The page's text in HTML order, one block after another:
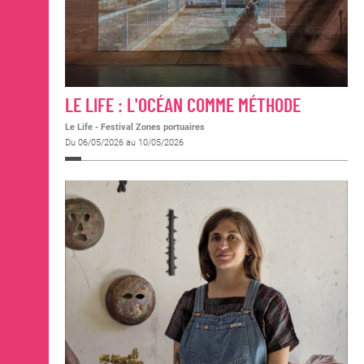
LE LIFE : L'OCÉAN COMME MÉTHODE
Le Life - Festival Zones portuaires
Du 06/05/2026 au 10/05/2026